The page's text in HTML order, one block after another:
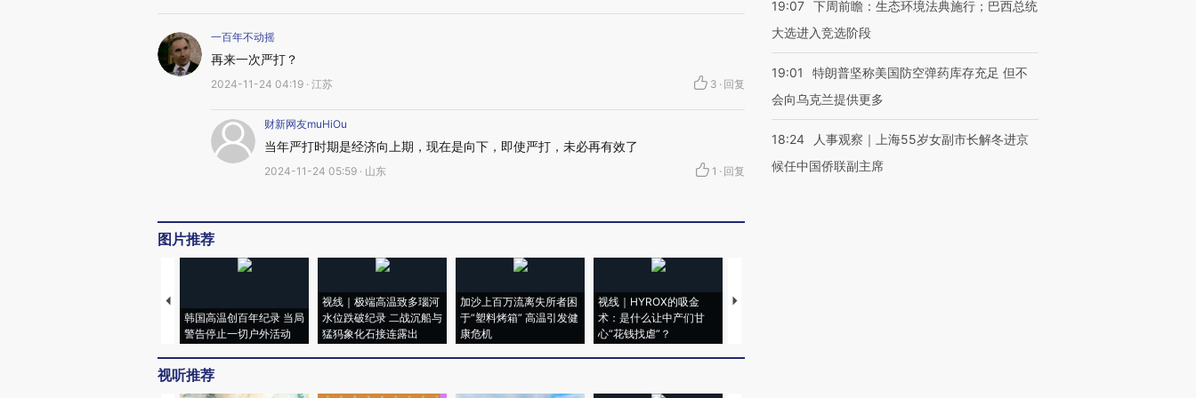
一百年不动摇
再来一次严打？
2024-11-24 04:19 · 江苏 3 · 回复
财新网友muHiOu
当年严打时期是经济向上期，现在是向下，即使严打，未必再有效了
2024-11-24 05:59 · 山东 1 · 回复
图片推荐
韩国高温创百年纪录 当局
警告停止一切户外活动
视线｜极端高温致多瑙河
水位跌破纪录 二战沉船与
猛犸象化石接连露出
加沙上百万流离失所者困
于“塑料烤箱” 高温引发健
康危机
视线｜HYROX的吸金
术：是什么让中产们甘
心“花钱找虐”？
马航飞行员跨国走私7万
视听推荐
19:07 下周前瞻：生态环境法典施行；巴西总统
大选进入竞选阶段
19:01
特朗普坚称美国防空弹药库存充足 但不
会向乌克兰提供更多
18:24
人事观察｜上海55岁女副市长解冬进京
候任中国侨联副主席